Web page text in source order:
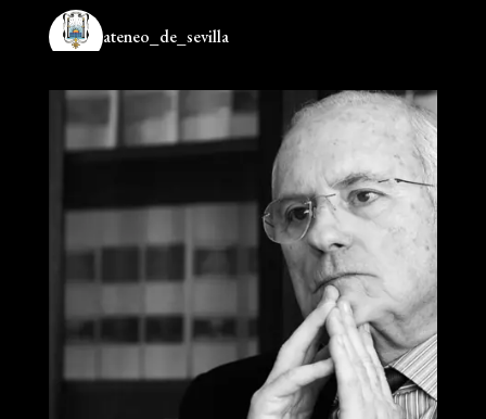
ateneo_de_sevilla